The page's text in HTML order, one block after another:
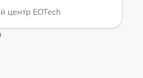
центр EOTech